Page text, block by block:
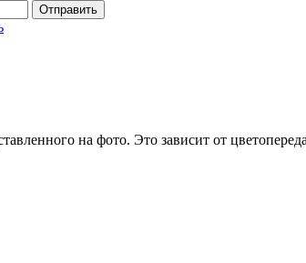
Отправить
на фото. Это зависит от